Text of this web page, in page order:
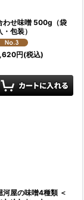
わせ味噌 500g（袋
・包装）
円(税込)
河屋の味噌4種類 ＜